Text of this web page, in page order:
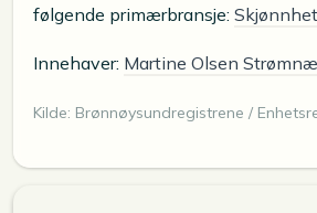
følgende primærbransje:
Innehaver: Martine Olsen
Kilde: Brønnøysundregistrene /